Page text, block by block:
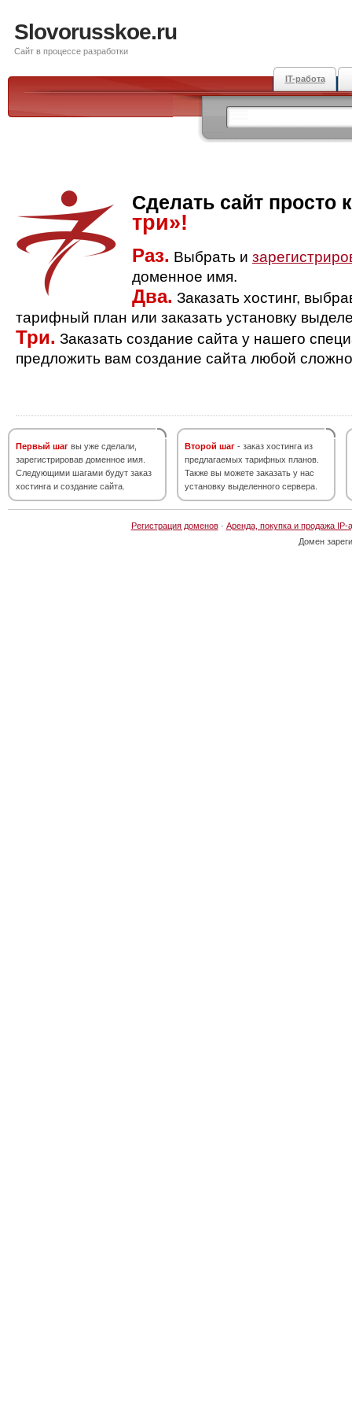
Slovorusskoe.ru
Сайт в процессе разработки
IT-работа
Сделать сайт просто
три»!
Раз. Выбрать и
доменное имя.
Два. Заказать хостинг,
тарифный план или заказать установку
Три. Заказать создание сайта у нашего
предложить вам создание сайта любой
Первый шаг вы уже сделали,
зарегистрировав доменное имя.
Следующими шагами будут заказ
хостинга и создание сайта.
Второй шаг - заказ хостинга из
предлагаемых тарифных планов.
Также вы можете заказать у нас
установку выделенного сервера.
Регистрация доменов· Аренда, покупка и продажа IP-
Домен